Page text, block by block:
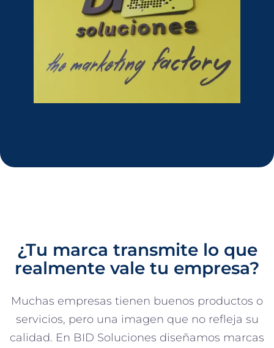
¿Tu marca transmite lo que
realmente vale tu empresa?
Muchas empresas tienen buenos productos o
servicios, pero una imagen que no refleja su
calidad. En BID Soluciones diseñamos marcas